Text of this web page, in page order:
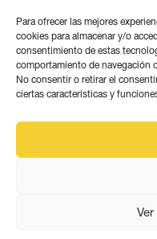
Para ofrecer las mejores
cookies para almacenar y/o
consentimiento de estas
comportamiento de navegación
No consentir o retirar el
ciertas características y